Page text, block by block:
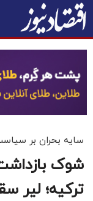
سایه بحران بر
شوک بازداشت
ترکیه؛ لیر